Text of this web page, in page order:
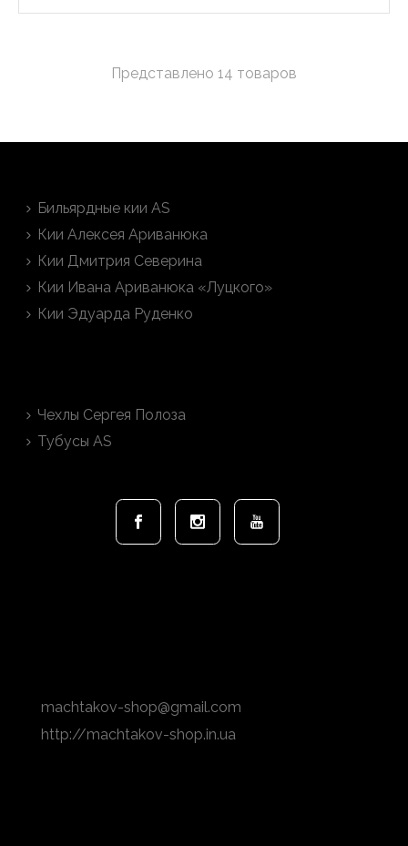
Представлено 14 товаров
Бильярдные кии AS
Кии Алексея Ариванюка
Кии Дмитрия Северина
Кии Ивана Ариванюка «Луцкого»
Кии Эдуарда Руденко
Чехлы Сергея Полоза
Тубусы AS
machtakov-shop@gmail.com
http://machtakov-shop.in.ua